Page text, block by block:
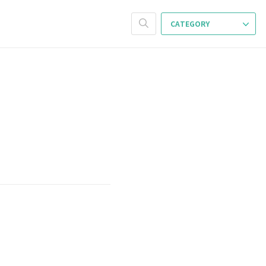
CATEGORY